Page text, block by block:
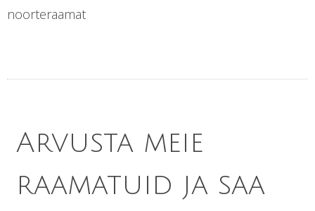
noorteraamat
Arvusta meie
raamatuid ja saa